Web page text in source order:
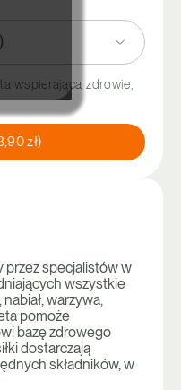
wspierająca zdrowie,
zł)
przez specjalistów w
wszystkie
warzywa,
pomoże
bazę zdrowego
dostarczają
składników, w